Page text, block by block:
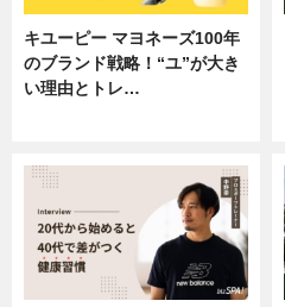
キユーピー マヨネーズ100年
のブランド戦略！“ユ”が大き
い理由とトレ…